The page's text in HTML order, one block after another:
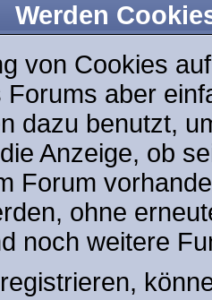
Werden
von Cookies
Forums aber
dazu benutzt,
Anzeige, ob
Forum
ohne
noch weitere